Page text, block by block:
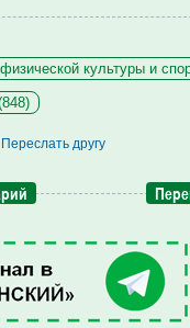
культуры и
Переслать другу